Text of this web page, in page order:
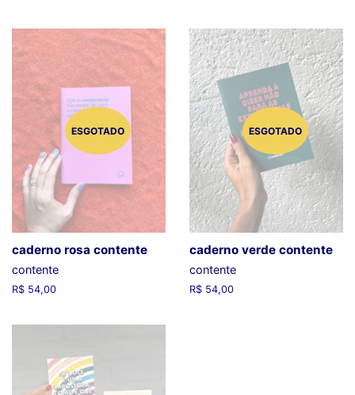
ESGOTADO
caderno rosa contente
contente
Preço
R$ 54,00
ESGOTADO
caderno verde contente
contente
Preço
R$ 54,00